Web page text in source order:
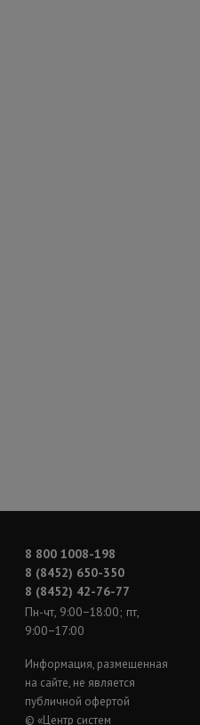
8 800 1008-198
8 (8452) 650-350
8 (8452) 42-76-77
Пн-чт, 9:00−18:00; пт,
9:00−17:00
Информация, размещенная
на сайте, не является
публичной офертой
© «Центр систем